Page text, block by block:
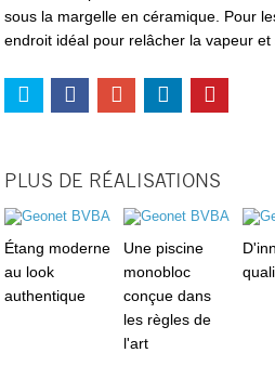
sous la margelle en céramique. Pour
endroit idéal pour relâcher la vapeur et
PLUS DE RÉALISATIONS
Étang moderne
au look
authentique
Une piscine
monobloc
conçue dans
les règles de
l'art